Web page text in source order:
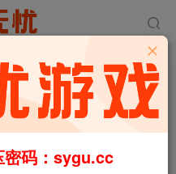
密码：sygu.cc